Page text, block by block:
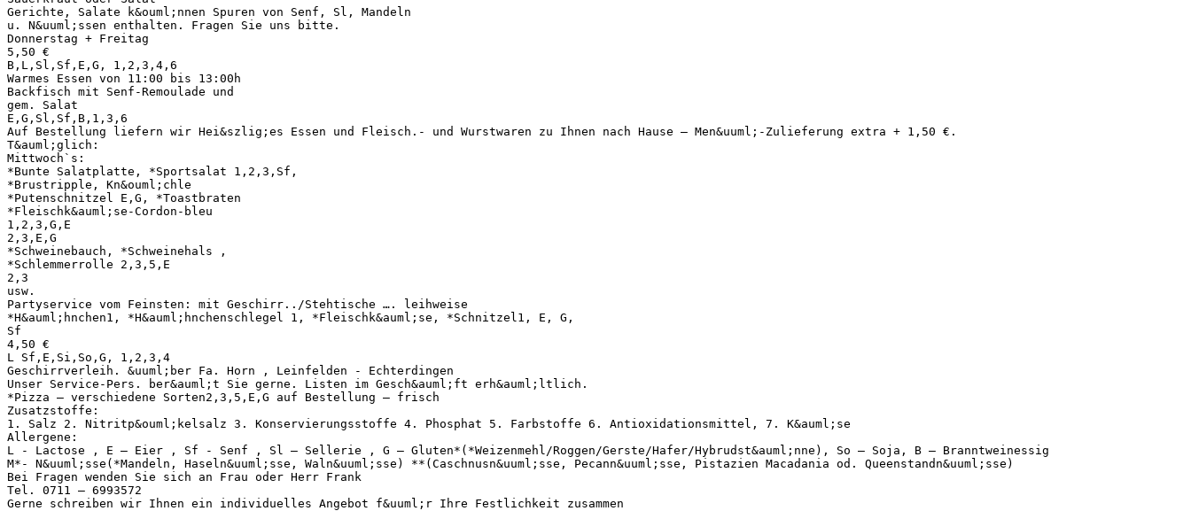
Gerichte, Salate k&ouml;nnen Spuren von Senf, Sl, Mandeln
u. N&uuml;ssen enthalten. Fragen Sie uns bitte.
Donnerstag + Freitag
5,50 €
B,L,Sl,Sf,E,G, 1,2,3,4,6
Warmes Essen von 11:00 bis 13:00h
Backfisch mit Senf-Remoulade und
gem. Salat
E,G,Sl,Sf,B,1,3,6
Auf Bestellung liefern wir Hei&szlig;es Essen und Fleisch.- und Wurstwaren zu Ihnen nach Hause – Men&uuml;-Zulieferung extra + 1,50 €.
T&auml;glich:
Mittwoch`s:
*Bunte Salatplatte, *Sportsalat 1,2,3,Sf,
*Brustripple, Kn&ouml;chle
*Putenschnitzel E,G, *Toastbraten
*Fleischk&auml;se-Cordon-bleu
1,2,3,G,E
2,3,E,G
*Schweinebauch, *Schweinehals ,
*Schlemmerrolle 2,3,5,E
2,3
usw.
Partyservice vom Feinsten: mit Geschirr../Stehtische …. leihweise
*H&auml;hnchen1, *H&auml;hnchenschlegel 1, *Fleischk&auml;se, *Schnitzel1, E, G,
Sf
4,50 €
L Sf,E,Si,So,G, 1,2,3,4
Geschirrverleih. &uuml;ber Fa. Horn , Leinfelden - Echterdingen
Unser Service-Pers. ber&auml;t Sie gerne. Listen im Gesch&auml;ft erh&auml;ltlich.
*Pizza – verschiedene Sorten2,3,5,E,G auf Bestellung – frisch
Zusatzstoffe:
1. Salz 2. Nitritp&ouml;kelsalz 3. Konservierungsstoffe 4. Phosphat 5. Farbstoffe 6. Antioxidationsmittel, 7. K&auml;se
Allergene:
L - Lactose , E – Eier , Sf - Senf , Sl – Sellerie , G – Gluten*(*Weizenmehl/Roggen/Gerste/Hafer/Hybrudst&auml;nne), So – Soja, B – Branntweinessig
M*- N&uuml;sse(*Mandeln, Haseln&uuml;sse, Waln&uuml;sse) **(Caschnusn&uuml;sse, Pecann&uuml;sse, Pistazien Macadania od. Queenstandn&uuml;sse)
Bei Fragen wenden Sie sich an Frau oder Herr Frank
Tel. 0711 – 6993572
Gerne schreiben wir Ihnen ein individuelles Angebot f&uuml;r Ihre Festlichkeit zusammen